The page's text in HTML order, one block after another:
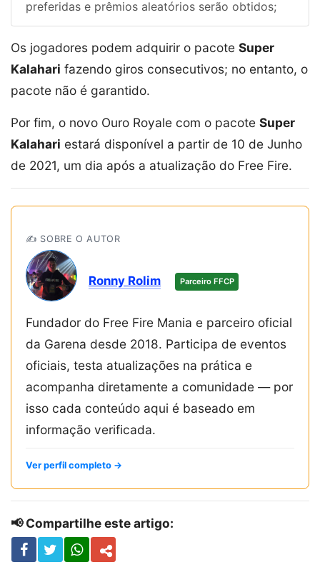
preferidas e prêmios aleatórios serão obtidos;
Os jogadores podem adquirir o pacote Super
Kalahari fazendo giros consecutivos; no entanto, o
pacote não é garantido.
Por fim, o novo Ouro Royale com o pacote Super
Kalahari estará disponível a partir de 10 de Junho
de 2021, um dia após a atualização do Free Fire.
✍️ SOBRE O AUTOR
Ronny Rolim Parceiro FFCP
Fundador do Free Fire Mania e parceiro oficial
da Garena desde 2018. Participa de eventos
oficiais, testa atualizações na prática e
acompanha diretamente a comunidade — por
isso cada conteúdo aqui é baseado em
informação verificada.
Ver perfil completo →
📢 Compartilhe este artigo: